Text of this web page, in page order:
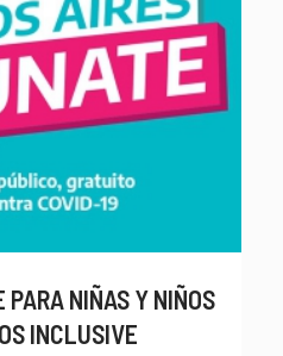
NIÑAS Y NIÑOS
INCLUSIVE